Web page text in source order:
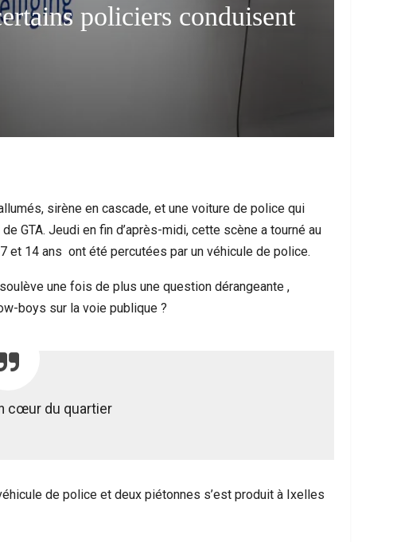
policiers conduisent
sirène en cascade, et une voiture de police qui
GTA. Jeudi en fin d’après-midi, cette scène a tourné au
et 14 ans ont été percutées par un véhicule de police.
une fois de plus une question dérangeante ,
boys sur la voie publique ?
cœur du quartier
de police et deux piétonnes s’est produit à Ixelles
Entre Urgence Humanitaire,…
D’une